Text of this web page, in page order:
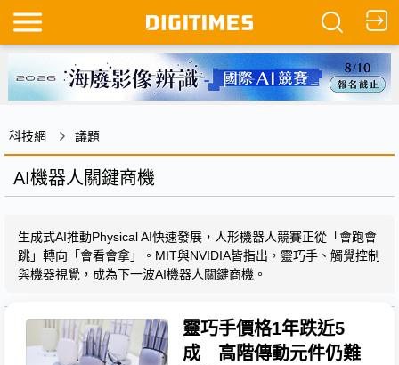
科技網 議題
AI機器人關鍵商機
生成式AI推動Physical AI快速發展，人形機器人競賽正從「會跑會
跳」轉向「會看會拿」。MIT與NVIDIA皆指出，靈巧手、觸覺控制
與機器視覺，成為下一波AI機器人關鍵商機。
靈巧手價格1年跌近5
成 高階傳動元件仍難